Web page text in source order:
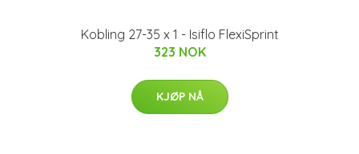
Kobling 27-35 x 1 - Isiflo FlexiSprint
323 NOK
KJØP NÅ